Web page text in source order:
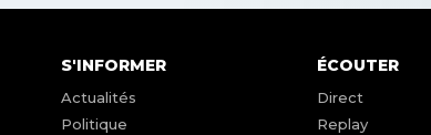
S'INFORMER
Actualités
Politique
ÉCOUTER
Direct
Replay